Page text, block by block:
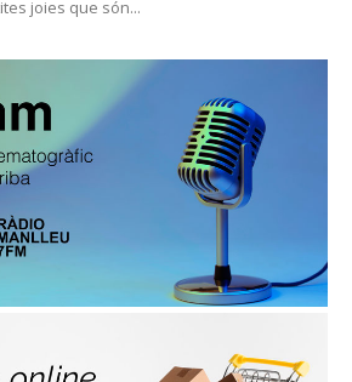
joies que són...